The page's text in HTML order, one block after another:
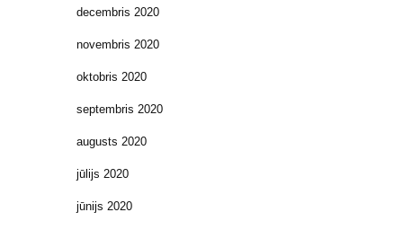
decembris 2020
novembris 2020
oktobris 2020
septembris 2020
augusts 2020
jūlijs 2020
jūnijs 2020